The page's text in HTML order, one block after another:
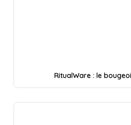
RitualWare : le